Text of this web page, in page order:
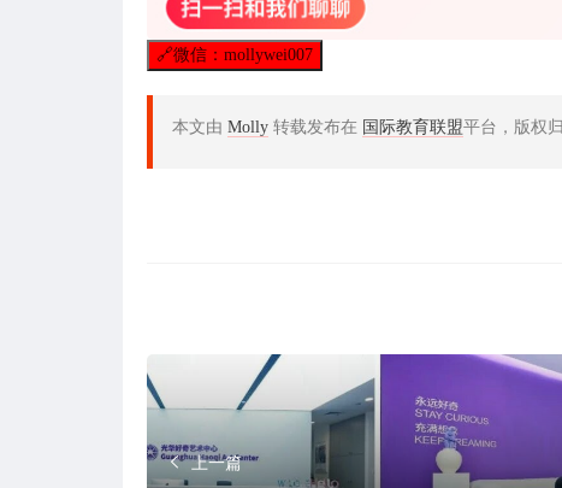
🔗微信：mollywei007
本文由 Molly 转载发布在 国际教育联盟平台，版权
上一篇